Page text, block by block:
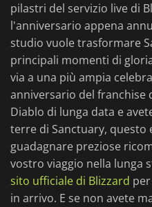
pilastri del servizio live di
l'anniversario appena
studio vuole trasformare
principali momenti di
via a una più ampia
anniversario del franchise
Diablo di lunga data e
terre di Sanctuary, questo
guadagnare preziose
vostro viaggio nella lunga
sito ufficiale di Blizzard
in arrivo. E se non avete